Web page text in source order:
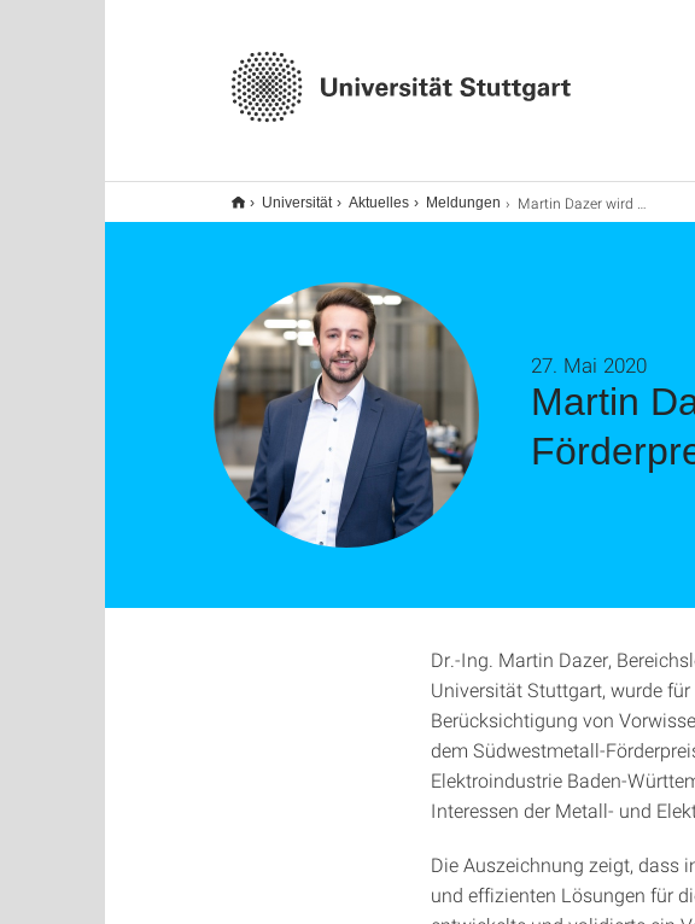
Universität Aktuelles Meldungen Martin Dazer wird mit dem Südwestmetall-Förderpreis 2020 ausgezeichnet
Martin
27. Mai 2020
Dr.-Ing. Martin Dazer,
Universität Stuttgart, wurde
Berücksichtigung von
dem Südwestmetall-
Elektroindustrie Baden-
Interessen der Metall- und
Die Auszeichnung zeigt, dass
und effizienten Lösungen für